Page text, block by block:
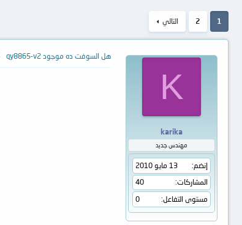
1
2 التالي
K
karika
مهندس جديد
إنضم
13 مايو 2010
المشاركات
40
مستوى التفاعل
0
هل السوفت ده موجود qy8865-v2